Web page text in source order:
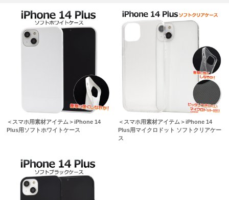
＜スマホ用素材アイテム＞iPhone 14
Plus用ソフトホワイトケース
＜スマホ用素材アイテム＞iPhone 14
Plus用マイクロドット ソフトクリアケー
ス